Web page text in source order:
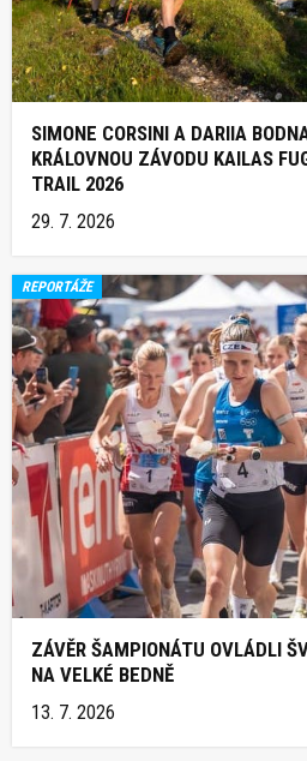
SIMONE CORSINI A DARIIA
KRÁLOVNOU ZÁVODU KAILAS
TRAIL 2026
29. 7. 2026
REPORTÁŽE
ZÁVĚR ŠAMPIONÁTU OVLÁDLI
NA VELKÉ BEDNĚ
13. 7. 2026